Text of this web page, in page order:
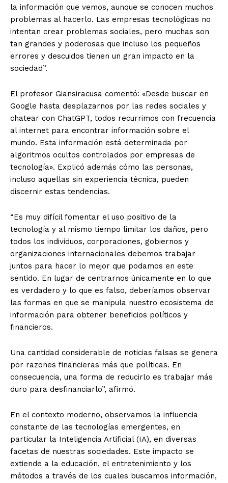
la información que vemos, aunque se conocen muchos
problemas al hacerlo. Las empresas tecnológicas no
intentan crear problemas sociales, pero muchas son
tan grandes y poderosas que incluso los pequeños
errores y descuidos tienen un gran impacto en la
sociedad”.
El profesor Giansiracusa comentó: «Desde buscar en
Google hasta desplazarnos por las redes sociales y
chatear con ChatGPT, todos recurrimos con frecuencia
al internet para encontrar información sobre el
mundo. Esta información está determinada por
algoritmos ocultos controlados por empresas de
tecnología». Explicó además cómo las personas,
incluso aquellas sin experiencia técnica, pueden
discernir estas tendencias.
“Es muy difícil fomentar el uso positivo de la
tecnología y al mismo tiempo limitar los daños, pero
todos los individuos, corporaciones, gobiernos y
organizaciones internacionales debemos trabajar
juntos para hacer lo mejor que podamos en este
sentido. En lugar de centrarnos únicamente en lo que
es verdadero y lo que es falso, deberíamos observar
las formas en que se manipula nuestro ecosistema de
información para obtener beneficios políticos y
financieros.
Una cantidad considerable de noticias falsas se genera
por razones financieras más que políticas. En
consecuencia, una forma de reducirlo es trabajar más
duro para desfinanciarlo”, afirmó.
En el contexto moderno, observamos la influencia
constante de las tecnologías emergentes, en
particular la Inteligencia Artificial (IA), en diversas
facetas de nuestras sociedades. Este impacto se
extiende a la educación, el entretenimiento y los
métodos a través de los cuales buscamos información,